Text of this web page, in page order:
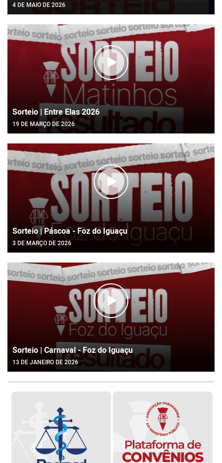
4 DE MAIO DE 2026
Sorteio | Entre Elas 2026
19 DE MARÇO DE 2026
Sorteio | Páscoa - Foz do Iguaçu
3 DE MARÇO DE 2026
Sorteio | Carnaval - Foz do Iguaçu
13 DE JANEIRO DE 2026